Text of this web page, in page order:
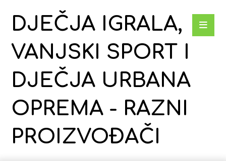
DJEČJA IGRALA,
VANJSKI SPORT I
DJEČJA URBANA
OPREMA - RAZNI
PROIZVOĐAČI